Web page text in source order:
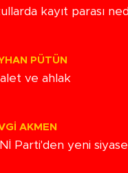
kayıt parası
PÜTÜN
ve ahlak
AKMEN
Parti'den yeni